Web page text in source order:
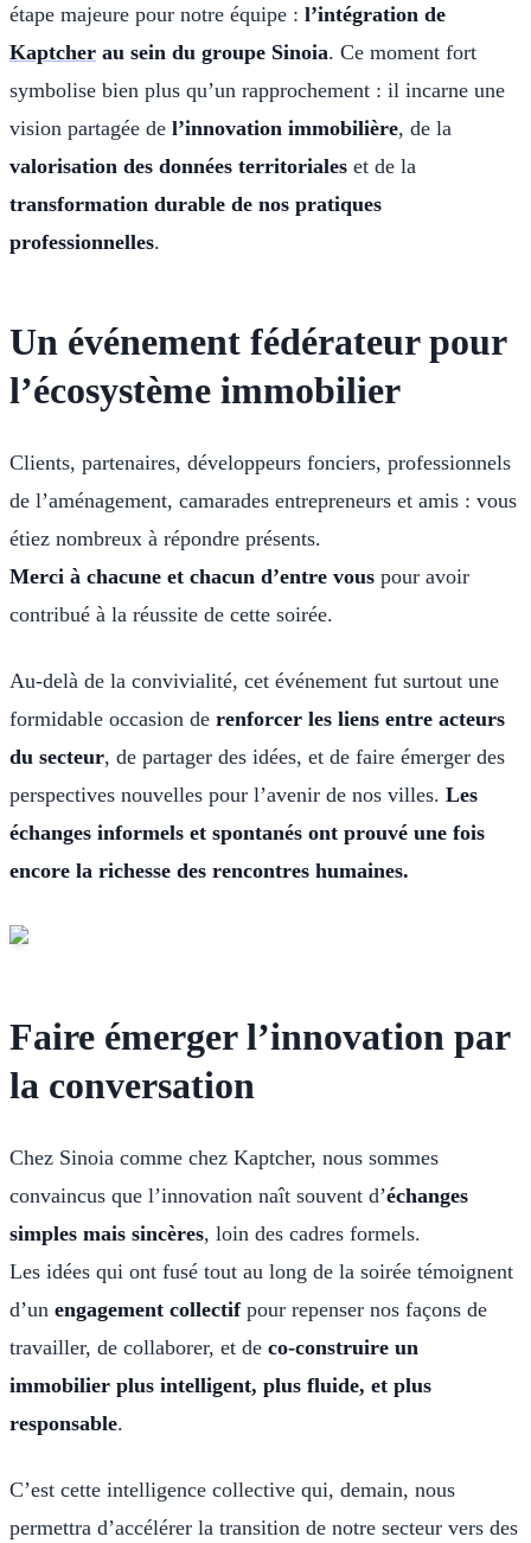
étape majeure pour notre équipe : l’intégration de
Kaptcher au sein du groupe Sinoia. Ce moment fort
symbolise bien plus qu’un rapprochement : il incarne une
vision partagée de l’innovation immobilière, de la
valorisation des données territoriales et de la
transformation durable de nos pratiques
professionnelles.
Un événement fédérateur pour
l’écosystème immobilier
Clients, partenaires, développeurs fonciers, professionnels
de l’aménagement, camarades entrepreneurs et amis : vous
étiez nombreux à répondre présents.
Merci à chacune et chacun d’entre vous pour avoir
contribué à la réussite de cette soirée.
Au-delà de la convivialité, cet événement fut surtout une
formidable occasion de renforcer les liens entre acteurs
du secteur, de partager des idées, et de faire émerger des
perspectives nouvelles pour l’avenir de nos villes. Les
échanges informels et spontanés ont prouvé une fois
encore la richesse des rencontres humaines.
Faire émerger l’innovation par
la conversation
Chez Sinoia comme chez Kaptcher, nous sommes
convaincus que l’innovation naît souvent d’échanges
simples mais sincères, loin des cadres formels.
Les idées qui ont fusé tout au long de la soirée témoignent
d’un engagement collectifpour repenser nos façons de
travailler, de collaborer, et de co-construire un
immobilier plus intelligent, plus fluide, et plus
responsable.
C’est cette intelligence collective qui, demain, nous
permettra d’accélérer la transition de notre secteur vers des